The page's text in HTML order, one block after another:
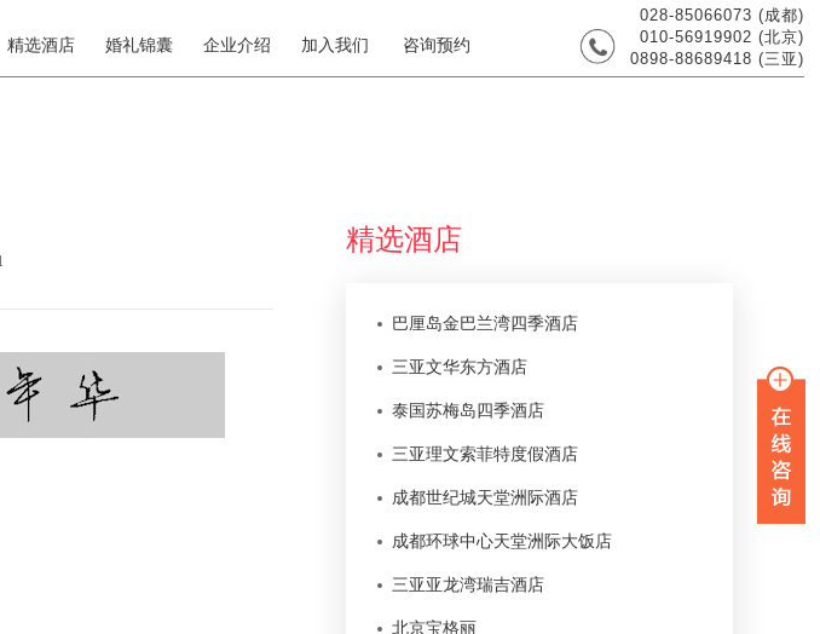
精选酒店 婚礼锦囊 企业介绍 加入我们 咨询预约
028-85066073 (成都)
010-56919902 (北京)
0898-88689418 (三亚)
精选酒店
巴厘岛金巴兰湾四季酒店
三亚文华东方酒店
泰国苏梅岛四季酒店
三亚理文索菲特度假酒店
成都世纪城天堂洲际酒店
成都环球中心天堂洲际大饭店
三亚亚龙湾瑞吉酒店
北京宝格丽